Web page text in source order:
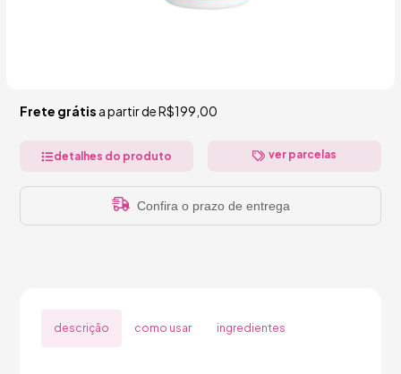
Frete grátis a partir deR$199,00
detalhes do produto ver parcelas
Confira o prazo de entrega
descrição como usar ingredientes